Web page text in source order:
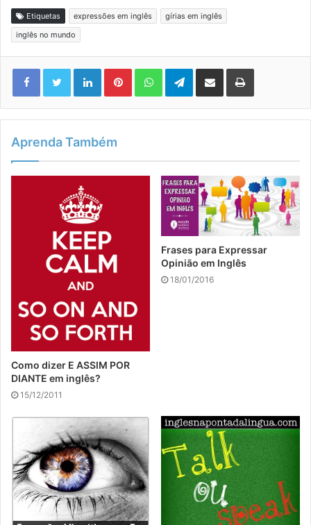
Etiquetas expressões em inglês
gírias em inglês
inglês no mundo
LinkedinPinterestWhatsAppTelegram
Compartilhar via e-mail Imprimir
Aprenda Também
Como dizer E ASSIM POR
DIANTE em inglês?
15/12/2011
Frases para Expressar
Opinião em Inglês
18/01/2016